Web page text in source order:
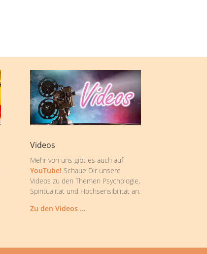
Videos
Mehr von uns gibt es auch auf
YouTube! Schaue Dir unsere
Videos zu den Themen Psychologie,
Spiritualität und Hochsensibilität an.
Zu den Videos …